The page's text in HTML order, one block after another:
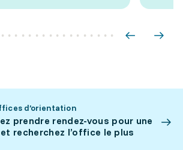
d’orientation
prendre rendez-vous pour une
recherchez l’office le plus